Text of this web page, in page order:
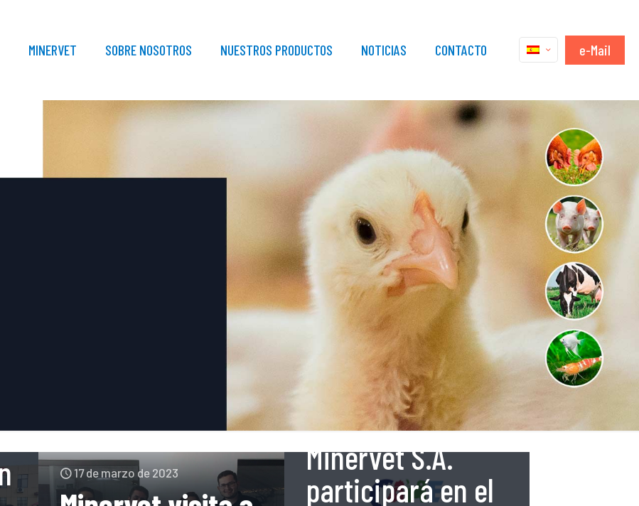
MINERVET SOBRE NOSOTROS NUESTROS PRODUCTOS NOTICIAS CONTACTO e-Mail
17 de marzo de 2023
12 de abril de 2019
Minervet S.A.
participará en el